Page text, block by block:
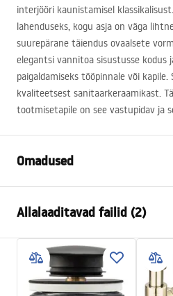
interjööri kaunistamisel
lahenduseks, kogu asja on väga
suurepärane täiendus ovaalsete
elegantsi vannitoa sisustusse kodus
paigaldamiseks tööpinnale või
kvaliteetsest sanitaarkeraamikast.
tootmisetapile on see vastupidav ja
Omadused
Materjal
Värv
Lõpeta
Pikkus
Allalaaditavad failid (2)
Kokkupaneku juhised
Basin.pdf